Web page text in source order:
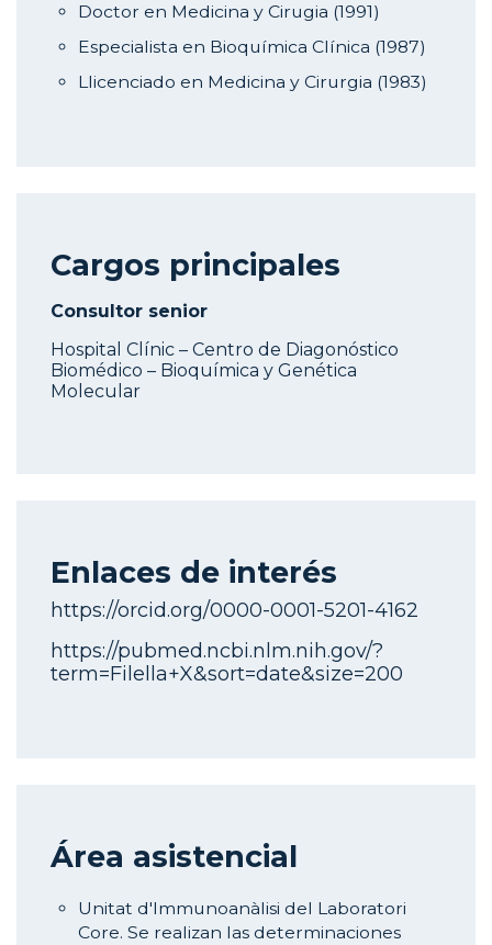
Doctor en Medicina y Cirugia (1991)
Especialista en Bioquímica Clínica (1987)
Llicenciado en Medicina y Cirurgia (1983)
Cargos principales
Consultor senior
Hospital Clínic – Centro de Diagonóstico
Biomédico – Bioquímica y Genética
Molecular
Enlaces de interés
https://orcid.org/0000-0001-5201-4162
https://pubmed.ncbi.nlm.nih.gov/?
term=Filella+X&sort=date&size=200
Área asistencial
Unitat d'Immunoanàlisi del Laboratori
Core. Se realizan las determinaciones